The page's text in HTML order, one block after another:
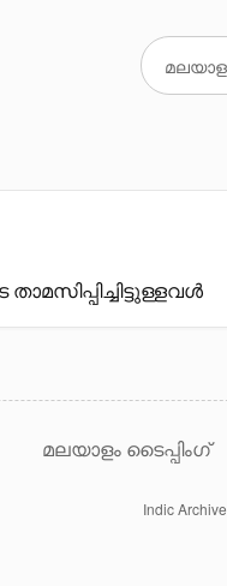
മലയാളം ടൈപ്പിംഗ്
Indic Archive